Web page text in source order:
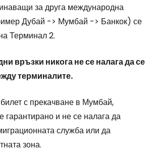
за друга международна
Дубай -> Мумбай -> Банкок) се
Терминал 2.
връзки никога не се налага да се
терминалите.
с прекачване в Мумбай,
гарантирано и не се налага да
служба или да
зона.